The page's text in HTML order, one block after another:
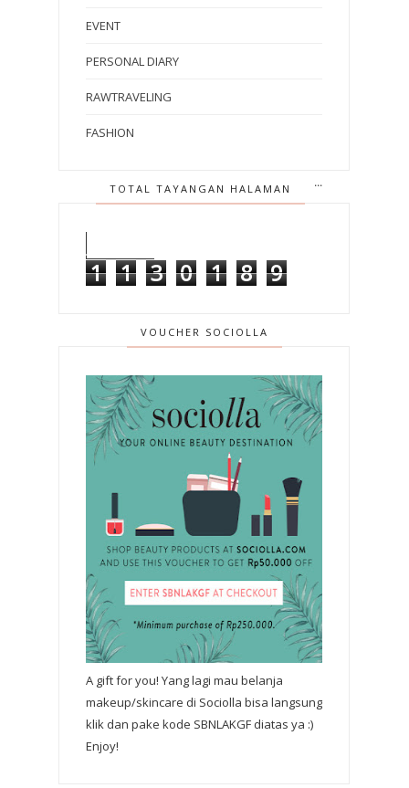
EVENT
PERSONAL DIARY
RAWTRAVELING
FASHION
TOTAL TAYANGAN HALAMAN
1 1 3 0 1 8 9
VOUCHER SOCIOLLA
A gift for you! Yang lagi mau belanja
makeup/skincare di Sociolla bisa langsung
klik dan pake kode SBNLAKGF diatas ya :)
Enjoy!